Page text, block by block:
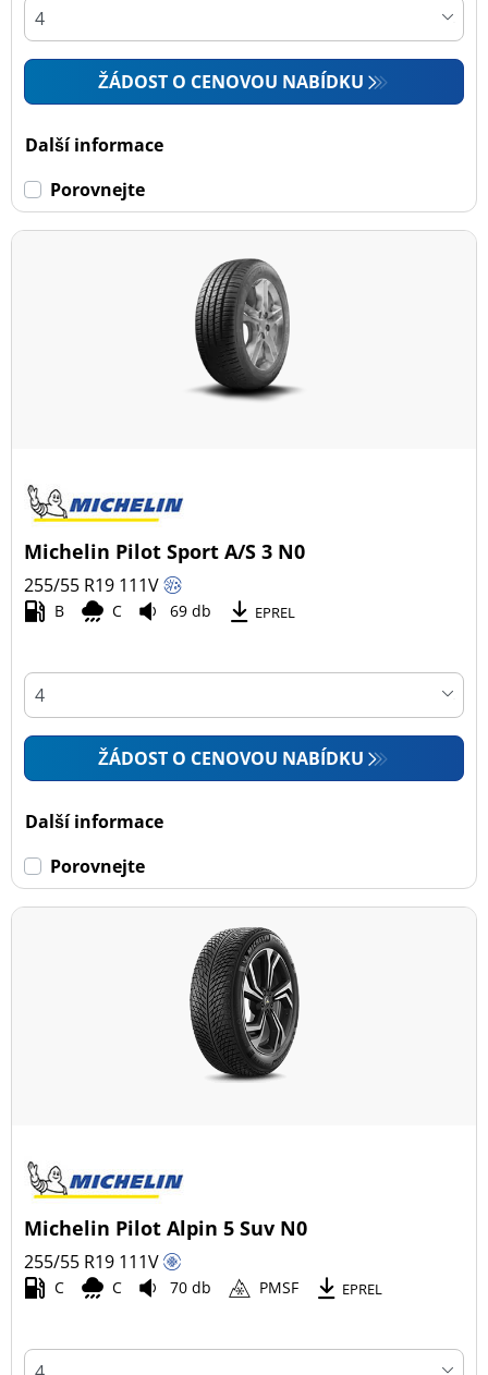
ŽÁDOST O CENOVOU NABÍDKU
Další informace
Porovnejte
Michelin Pilot Sport A/S 3 N0
255/55 R19 111V
B C 69 db EPREL
ŽÁDOST O CENOVOU NABÍDKU
Další informace
Porovnejte
Michelin Pilot Alpin 5 Suv N0
255/55 R19 111V
C C 70 db PMSF EPREL